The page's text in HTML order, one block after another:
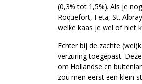
(0,3% tot 1,5%). Als je
Roquefort, Feta, St.
welke kaas je wel of niet
Echter bij de zachte
verzuring toegepast.
om Hollandse en
zou men eerst een klein